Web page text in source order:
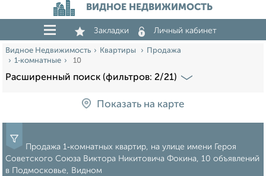
ВИДНОЕ НЕДВИЖИМОСТЬ
Закладки Личный кабинет
Видное Недвижимость Квартиры
Продажа
1‑комнатные
10
Расширенный поиск (фильтров: 2/21)
Показать на карте
Продажа 1‑комнатных квартир, на улице имени Героя
Советского Союза Виктора Никитовича Фокина, 10 объявлений
в Подмосковье, Видном